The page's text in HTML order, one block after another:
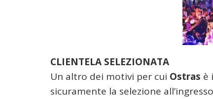
CLIENTELA SELEZIONATA
Un altro dei motivi per cui Ostras è
sicuramente la selezione